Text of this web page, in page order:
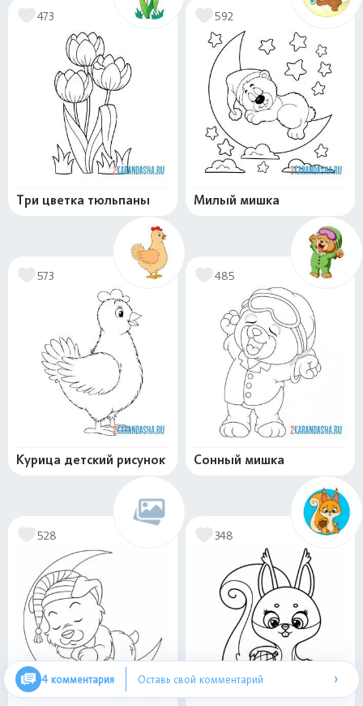
473
Три цветка тюльпаны
592
Милый мишка
573
Курица детский рисунок
485
Сонный мишка
528 348
4 комментария Оставь свой комментарий ›